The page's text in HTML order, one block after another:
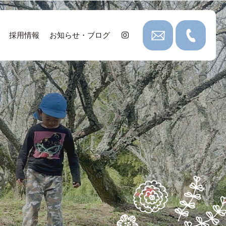
採用情報 お知らせ・ブログ